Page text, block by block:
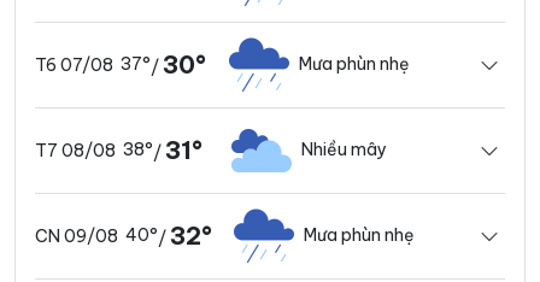
T6 07/08 37°/30° Mưa phùn nhẹ
T7 08/08 38°/31° Nhiều mây
CN 09/08 40°/32° Mưa phùn nhẹ